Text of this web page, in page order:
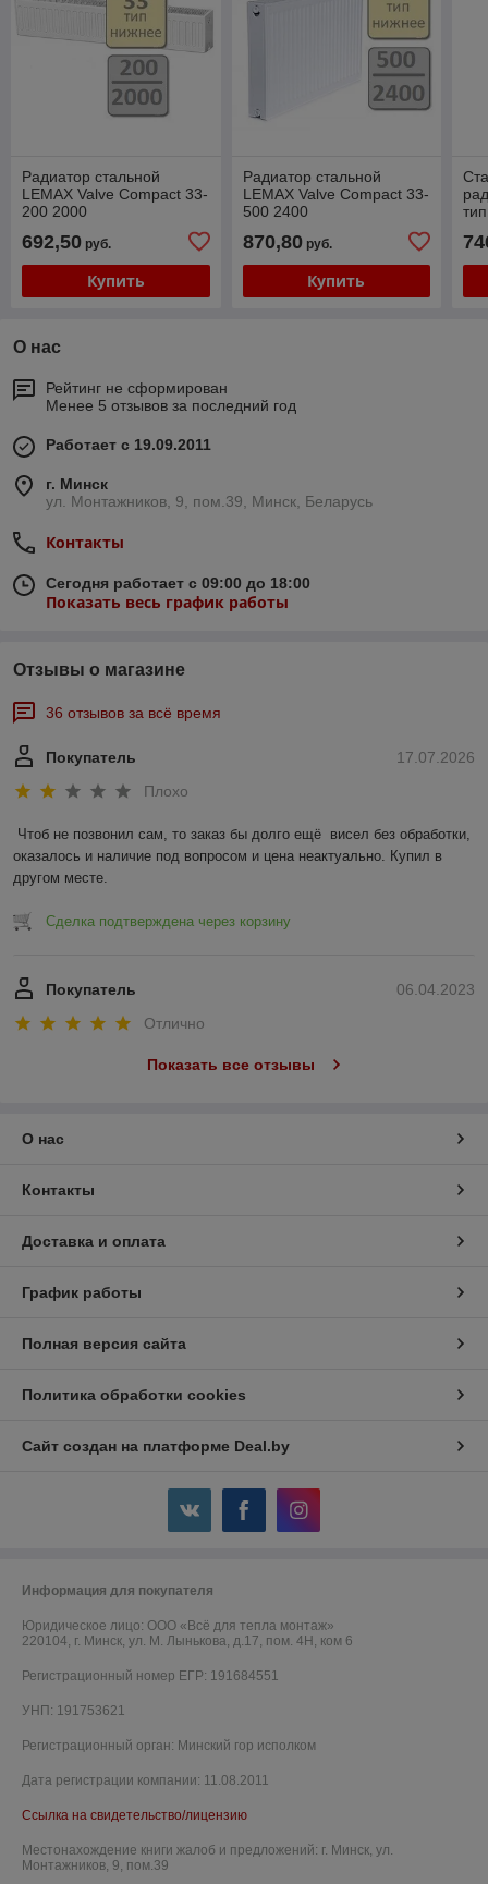
Радиатор стальной
LEMAX Valve Compact 33-
200 2000
692,50 руб.
Купить
Радиатор стальной
LEMAX Valve Compact 33-
500 2400
870,80руб.
Купить
О нас
Рейтинг не сформирован
Менее 5 отзывов за последний год
Работает с 19.09.2011
г. Минск
ул. Монтажников, 9, пом.39, Минск, Беларусь
Контакты
Сегодня работает с 09:00 до 18:00
Показать весь график работы
Отзывы о магазине
36 отзывов за всё время
17.07.2026
Покупатель
Плохо
Чтоб не позвонил сам, то заказ бы долго ещё  висел без обработки,
оказалось и наличие под вопросом и цена неактуально. Купил в
другом месте.
Сделка подтверждена через корзину
06.04.2023
Покупатель
Отлично
Показать все отзывы
О нас
Контакты
Доставка и оплата
График работы
Полная версия сайта
Политика обработки cookies
Сайт создан на платформе Deal.by
Информация для покупателя
Юридическое лицо: ООО «Всё для тепла монтаж»
220104, г. Минск, ул. М. Лынькова, д.17, пом. 4Н, ком 6
Регистрационный номер ЕГР: 191684551
УНП: 191753621
Регистрационный орган: Минский гор исполком
Дата регистрации компании: 11.08.2011
Ссылка на свидетельство/лицензию
Местонахождение книги жалоб и предложений: г. Минск, ул.
Монтажников, 9, пом.39